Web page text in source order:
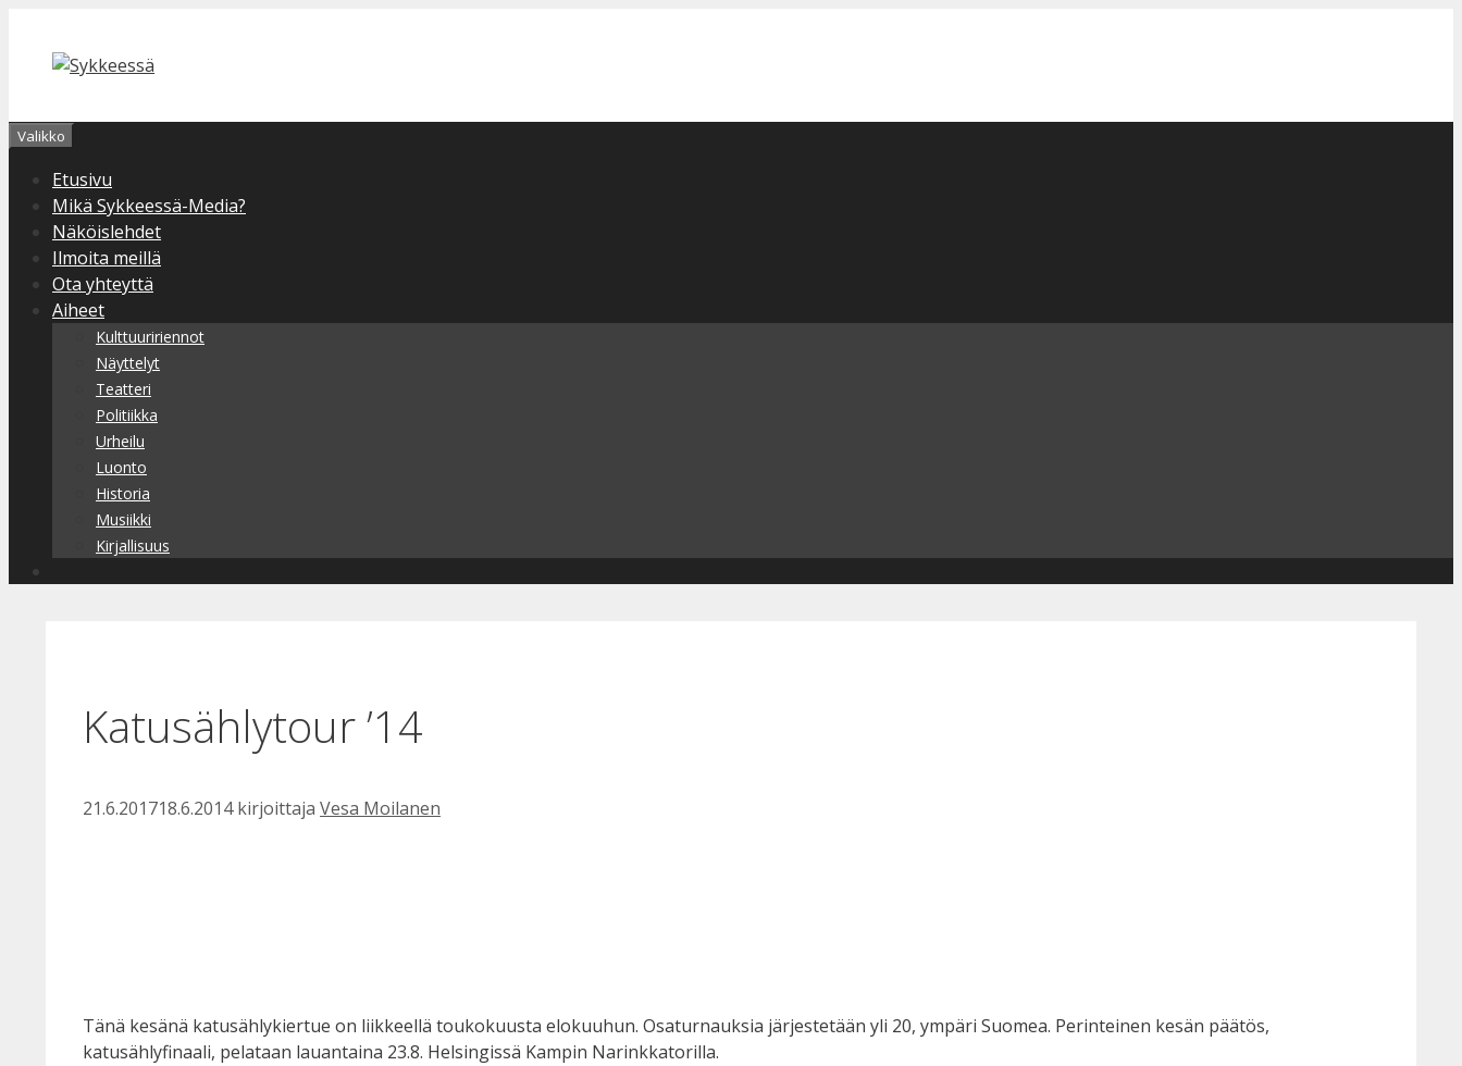
sisältöön
Valikko
Etusivu
Mikä Sykkeessä-Media?
Näköislehdet
Ilmoita meillä
Ota yhteyttä
Aiheet
Kulttuuririennot
Näyttelyt
Teatteri
Politiikka
Urheilu
Luonto
Historia
Musiikki
Kirjallisuus
Katusählytour ’14
21.6.201718.6.2014 kirjoittaja Vesa Moilanen
Tänä kesänä katusählykiertue on liikkeellä toukokuusta elokuuhun. Osaturnauksia järjestetään yli 20, ympäri Suomea. Perinteinen kesän päätös,
katusählyfinaali, pelataan lauantaina 23.8. Helsingissä Kampin Narinkkatorilla.